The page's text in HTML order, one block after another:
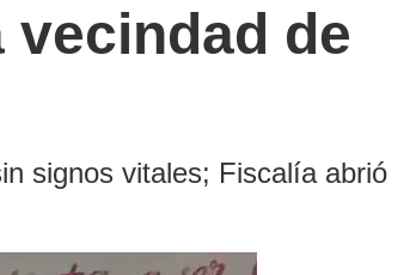
vecindad de
signos vitales; Fiscalía abrió